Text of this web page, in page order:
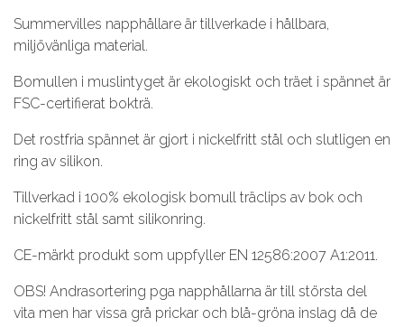
Summervilles napphållare är tillverkade i hållbara,
miljövänliga material.
Bomullen i muslintyget är ekologiskt och träet i spännet är
FSC-certifierat bokträ.
Det rostfria spännet är gjort i nickelfritt stål och slutligen en
ring av silikon.
Tillverkad i 100% ekologisk bomull träclips av bok och
nickelfritt stål samt silikonring.
CE-märkt produkt som uppfyller EN 12586:2007 A1:2011.
OBS! Andrasortering pga napphållarna är till största del
vita men har vissa grå prickar och blå-gröna inslag då de